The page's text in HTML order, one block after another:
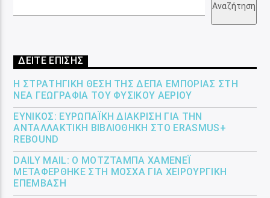
Αναζήτηση
ΔΕΙΤΕ ΕΠΙΣΗΣ
Η ΣΤΡΑΤΗΓΙΚΉ ΘΈΣΗ ΤΗΣ ΔΕΠΑ ΕΜΠΟΡΊΑΣ ΣΤΗ
ΝΈΑ ΓΕΩΓΡΑΦΊΑ ΤΟΥ ΦΥΣΙΚΟΎ ΑΕΡΊΟΥ
ΕΎΝΙΚΟΣ: ΕΥΡΩΠΑΪΚΉ ΔΙΆΚΡΙΣΗ ΓΙΑ ΤΗΝ
ΑΝΤΑΛΛΑΚΤΙΚΉ ΒΙΒΛΙΟΘΉΚΗ ΣΤΟ ERASMUS+
REBOUND
DAILY MAIL: Ο ΜΟΤΖΤΆΜΠΑ ΧΑΜΕΝΕΪ́
ΜΕΤΑΦΈΡΘΗΚΕ ΣΤΗ ΜΌΣΧΑ ΓΙΑ ΧΕΙΡΟΥΡΓΙΚΉ
ΕΠΈΜΒΑΣΗ